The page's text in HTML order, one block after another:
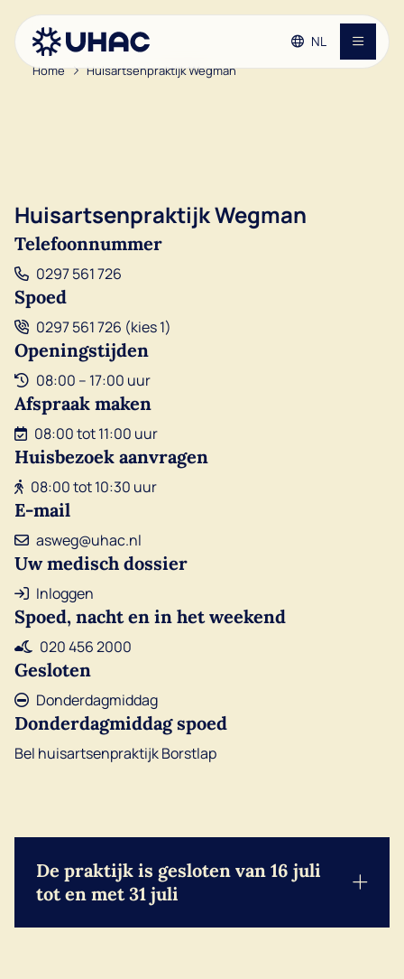
NL
Home Huisartsenpraktijk Wegman
Huisartsenpraktijk Wegman
Telefoonnummer
0297 561 726
Spoed
0297 561 726 (kies 1)
Openingstijden
08:00 – 17:00 uur
Afspraak maken
08:00 tot 11:00 uur
Huisbezoek aanvragen
08:00 tot 10:30 uur
E-mail
asweg@uhac.nl
Uw medisch dossier
Inloggen
Spoed, nacht en in het weekend
020 456 2000
Gesloten
Donderdagmiddag
Donderdagmiddag spoed
Bel huisartsenpraktijk Borstlap
De praktijk is gesloten van 16 juli
tot en met 31 juli
Patiënteninformatie
Vacatures
Over de UHAC